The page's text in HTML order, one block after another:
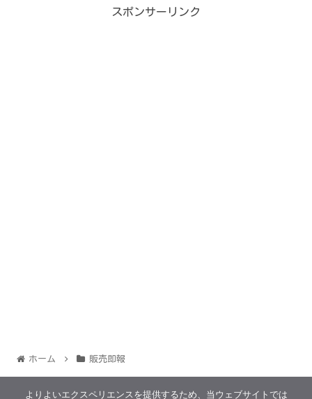
スポンサーリンク
ホーム 販売即報
よりよいエクスペリエンスを提供するため、当ウェブサイトでは